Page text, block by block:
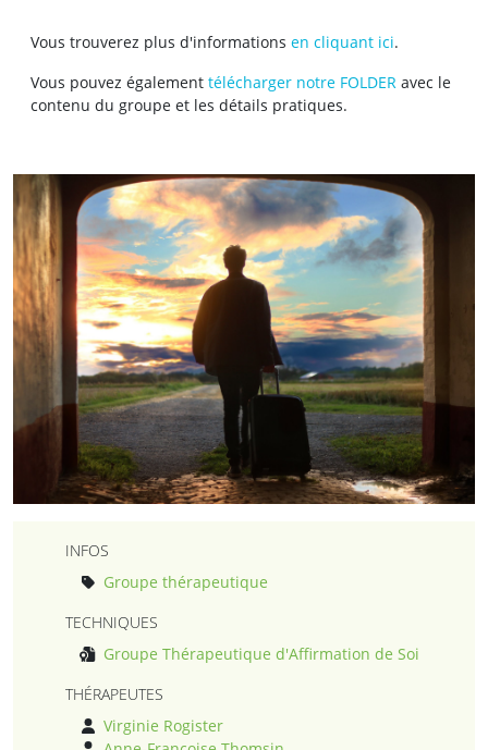
INFOS
Groupe thérapeutique
TECHNIQUES
Groupe Thérapeutique d'Affirmation de Soi
THÉRAPEUTES
Virginie Rogister
Vous trouverez plus d'informations en cliquant ici.
Vous pouvez également télécharger notre FOLDER avec le
contenu du groupe et les détails pratiques.